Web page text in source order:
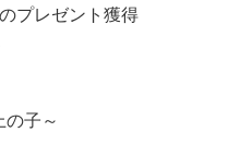
プレゼント獲得
子～